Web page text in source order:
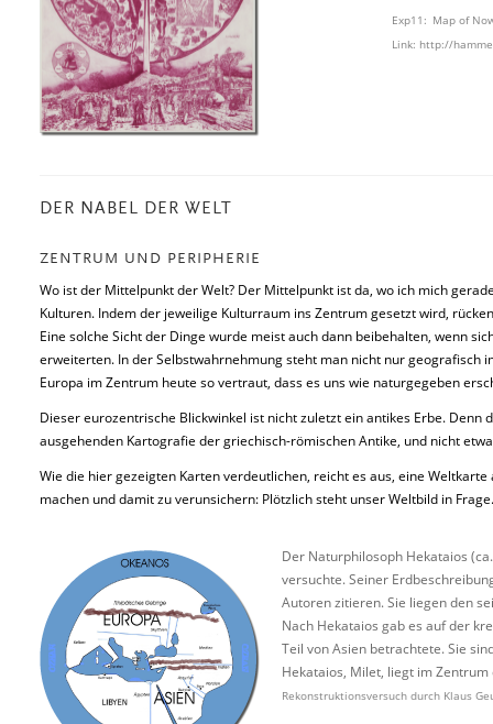
Exp11: Map of
Link: http://
DER NABEL DER WELT
ZENTRUM UND PERIPHERIE
Wo ist der Mittelpunkt der Welt? Der Mittelpunkt ist da, wo ich mich
Kulturen. Indem der jeweilige Kulturraum ins Zentrum gesetzt wird,
Eine solche Sicht der Dinge wurde meist auch dann beibehalten, wenn
erweiterten. In der Selbstwahrnehmung steht man nicht nur geografisch
Europa im Zentrum heute so vertraut, dass es uns wie naturgegeben
Dieser eurozentrische Blickwinkel ist nicht zuletzt ein antikes Erbe.
ausgehenden Kartografie der griechisch-römischen Antike, und nicht
Wie die hier gezeigten Karten verdeutlichen, reicht es aus, eine
machen und damit zu verunsichern: Plötzlich steht unser Weltbild in Frage.
Der Naturphilosoph Hekataios
versuchte. Seiner
Autoren zitieren. Sie liegen den
Nach Hekataios gab es auf der
Teil von Asien betrachtete. Sie
Hekataios, Milet, liegt im Zentrum
Rekonstruktionsversuch durch Klaus